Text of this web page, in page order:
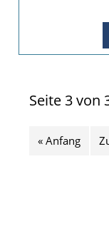
Seite 3 von
« Anfang